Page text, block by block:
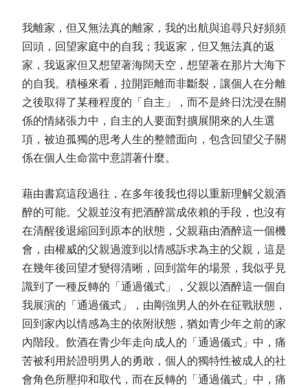
我離家，但又無法真的離家，我的出航與追尋只好頻頻
回頭，回望家庭中的自我；我返家，但又無法真的返
家，我返家但又想望著海闊天空，想望著在那片大海下
的自我。積極來看，拉開距離而非斷裂，讓個人在分離
之後取得了某種程度的「自主」，而不是終日沈浸在關
係的情緒張力中，自主的人要面對擴展開來的人生選
項，被迫孤獨的思考人生的整體面向，包含回望父子關
係在個人生命當中意謂著什麼。
藉由書寫這段過往，在多年後我也得以重新理解父親酒
醉的可能。父親並沒有把酒醉當成依賴的手段，也沒有
在清醒後退縮回到原本的狀態，父親藉由酒醉這一個機
會，由權威的父親過渡到以情感訴求為主的父親，這是
在幾年後回望才變得清晰，回到當年的場景，我似乎見
識到了一種反轉的「通過儀式」，父親以酒醉這一個自
我展演的「通過儀式」，由剛強男人的外在征戰狀態，
回到家內以情感為主的依附狀態，猶如青少年之前的家
內階段。飲酒在青少年走向成人的「通過儀式」中，痛
苦被利用於證明男人的勇敢，個人的獨特性被成人的社
會角色所壓抑和取代，而在反轉的「通過儀式」中，痛